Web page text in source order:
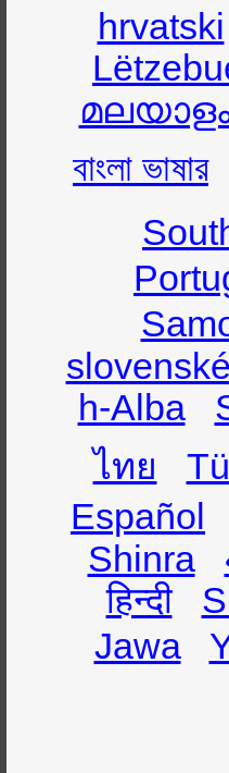
hrvatski
বাংলা ভাষার
h-Alba
ไทย
Español
Shinra
हिन्दी
Jawa